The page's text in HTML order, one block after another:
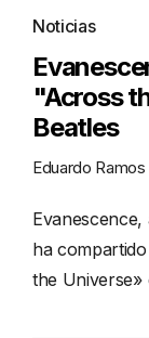
Noticias
"Across
Beatles
Eduardo Ramos
ha
the Universe»